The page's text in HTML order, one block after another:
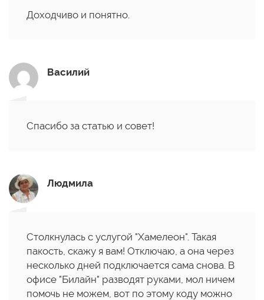
Доходчиво и понятно.
Василий
Спасибо за статью и совет!
Людмила
Столкнулась с услугой "Хамелеон". Такая
пакость, скажу я вам! Отключаю, а она через
несколько дней подключается сама снова. В
офисе "Билайн" разводят руками, мол ничем
помочь не можем, вот по этому коду можно